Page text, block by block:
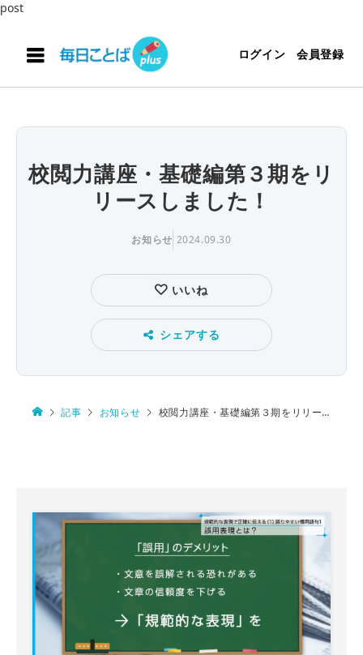
post
ログイン 会員登録
校閲力講座・基礎編第３期をリ
リースしました！
お知らせ 2024.09.30
いいね
シェアする
記事 お知らせ 校閲力講座・基礎編第３期をリリースしました！